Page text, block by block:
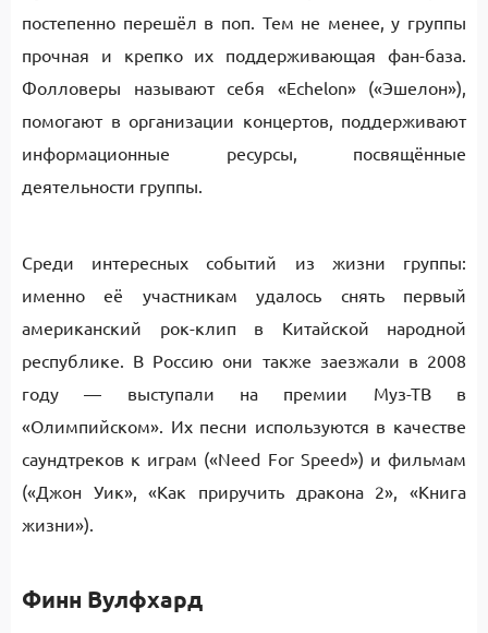
постепенно перешёл в поп. Тем не менее, у группы
прочная и крепко их поддерживающая фан-база.
Фолловеры называют себя «Echelon» («Эшелон»),
помогают в организации концертов, поддерживают
информационные ресурсы, посвящённые
деятельности группы.
Среди интересных событий из жизни группы:
именно её участникам удалось снять первый
американский рок-клип в Китайской народной
республике. В Россию они также заезжали в 2008
году — выступали на премии Муз-ТВ в
«Олимпийском». Их песни используются в качестве
саундтреков к играм («Need For Speed») и фильмам
(«Джон Уик», «Как приручить дракона 2», «Книга
жизни»).
Финн Вулфхард